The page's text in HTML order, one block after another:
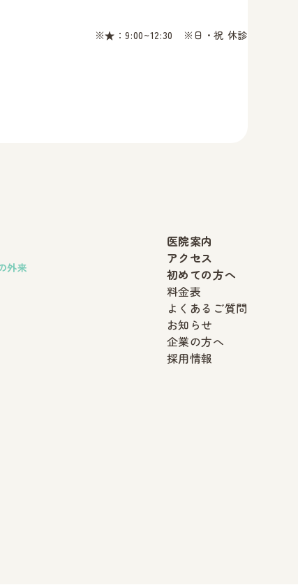
※★：9:00~12:30 ※日・祝 休診
外来
医院案内
アクセス
初めての方へ
料金表
よくあるご質問
お知らせ
企業の方へ
採用情報